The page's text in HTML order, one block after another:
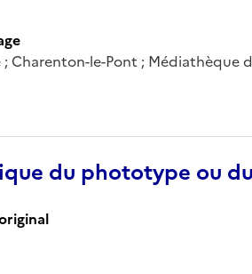
; Charenton-le-Pont ;
du phototype ou